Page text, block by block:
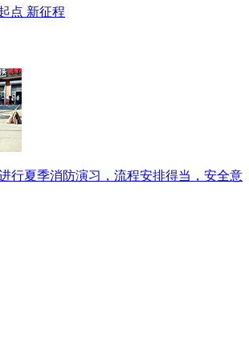
点 新征程
行夏季消防演习，流程安排得当，安全意